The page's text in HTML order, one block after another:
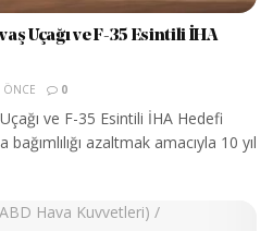
Uçağı ve F-35 Esintili İHA
0
ve F-35 Esintili İHA Hedefi
bağımlılığı azaltmak amacıyla 10 yıl